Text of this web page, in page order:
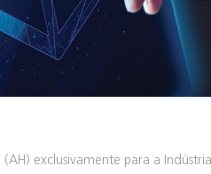
exclusivamente para a